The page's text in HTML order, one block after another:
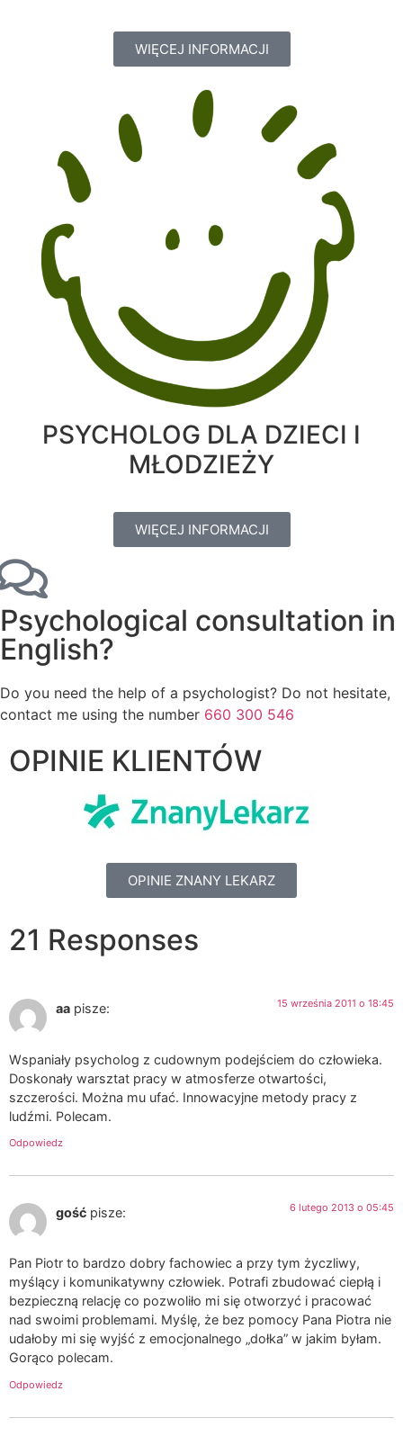
WIĘCEJ INFORMACJI
PSYCHOLOG DLA DZIECI I
MŁODZIEŻY
WIĘCEJ INFORMACJI
Psychological consultation in
English?
Do you need the help of a psychologist? Do not hesitate,
contact me using the number 660 300 546
OPINIE KLIENTÓW
OPINIE ZNANY LEKARZ
21 Responses
aa pisze: 15 września 2011 o 18:45
Wspaniały psycholog z cudownym podejściem do człowieka.
Doskonały warsztat pracy w atmosferze otwartości,
szczerości. Można mu ufać. Innowacyjne metody pracy z
ludźmi. Polecam.
Odpowiedz
gość pisze: 6 lutego 2013 o 05:45
Pan Piotr to bardzo dobry fachowiec a przy tym życzliwy,
myślący i komunikatywny człowiek. Potrafi zbudować ciepłą i
bezpieczną relację co pozwoliło mi się otworzyć i pracować
nad swoimi problemami. Myślę, że bez pomocy Pana Piotra nie
udałoby mi się wyjść z emocjonalnego „dołka” w jakim byłam.
Gorąco polecam.
Odpowiedz